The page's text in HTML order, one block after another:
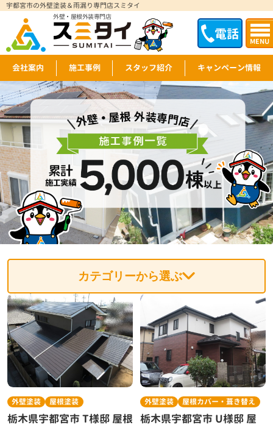
電話 MENU
宇都宮市の外壁塗装＆雨漏り専門店スミタイ
外壁・屋根外装専門店
会社案内 施工事例 スタッフ紹介 キャンペーン情報
カテゴリーから選ぶ
外壁塗装 屋根塗装
栃木県宇都宮市 T様邸 屋根
外壁塗装 屋根カバー・葺き替え
栃木県宇都宮市 U様邸 屋